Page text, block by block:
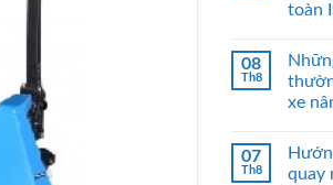
toàn
08
Th8
xe
07
Th8
quay